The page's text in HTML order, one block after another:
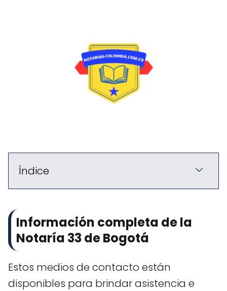
Índice
Información completa de la
Notaría 33 de Bogotá
Estos medios de contacto están
disponibles para brindar asistencia e